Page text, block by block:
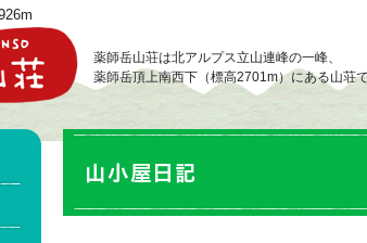
薬師岳山荘は北アルプス立山連峰の一峰、
薬師岳頂上南西下（標高2701m）にある山荘で